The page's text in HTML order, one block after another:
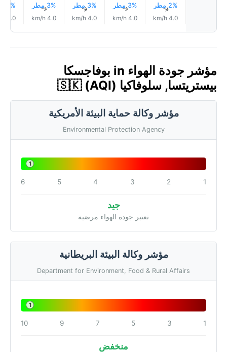
2% مطر↑
4.0 km/h
3% مطر↑
4.0 km/h
3% مطر↑
4.0 km/h
3% مطر↑
4.0 km/h
3% مطر
4.0 km/h
مؤشر جودة الهواء in بوفاجسكا
بيستريتسا, سلوفاكيا 🇸🇰 (AQI)
مؤشر وكالة حماية البيئة الأمريكية
Environmental Protection Agency
1
1
2
3
4
5
6
جيد
تعتبر جودة الهواء مرضية
مؤشر وكالة البيئة البريطانية
Department for Environment, Food & Rural Affairs
1
1
3
5
7
9
10
منخفض